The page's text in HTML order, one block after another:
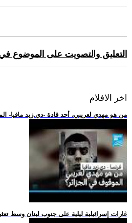
التعليق والتصويت على الموضوع
اخر الافلام
.. من هو مهدي لعريبي، أحد قادة -دي.زيد مافيا-
.. غارات إسرائيلية ليلية على جنوب لبنان وسط